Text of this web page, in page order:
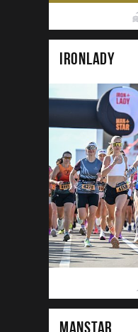
IRONLADY
MANSTAR